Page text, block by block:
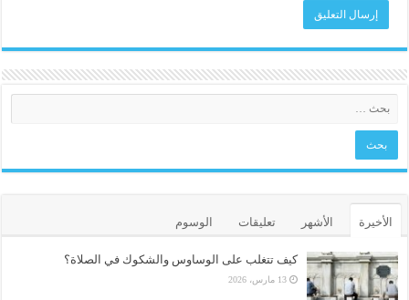
الأخيرة الأشهر تعليقات الوسوم
كيف تتغلب على الوساوس والشكوك في الصلاة؟
13 مارس، 2026